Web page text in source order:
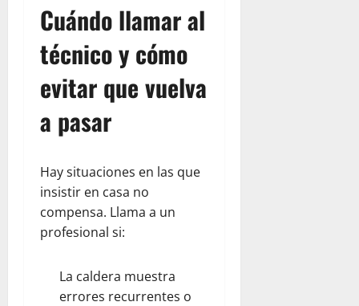
Cuándo llamar al
técnico y cómo
evitar que vuelva
a pasar
Hay situaciones en las que
insistir en casa no
compensa. Llama a un
profesional si:
La caldera muestra
errores recurrentes o